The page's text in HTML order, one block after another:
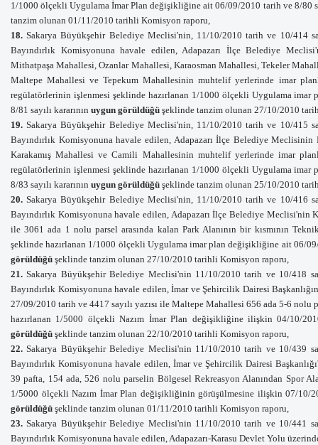
1/1000 ölçekli Uygulama İmar Plan değişikliğine ait 06/09/2010 tarih ve 8/80
tanzim olunan 01/11/2010 tarihli Komisyon raporu,
18.Sakarya Büyükşehir Belediye Meclisi'nin, 11/10/2010 tarih ve 10/414
Bayındırlık Komisyonuna havale edilen,
Adapazarı İlçe Belediye
Mithatpaşa Mahallesi, Ozanlar Mahallesi, Karaosman Mahallesi, Tekeler
Maltepe Mahallesi ve Tepekum Mahallesinin muhtelif yerlerinde imar
regülatörlerinin işlenmesi şeklinde hazırlanan 1/1000 ölçekli Uygulama imar
8/81 sayılı kararının uygun görüldüğü şeklinde tanzim olunan 27/10/2010
19.Sakarya Büyükşehir Belediye Meclisi'nin, 11/10/2010 tarih ve 10/415
Bayındırlık Komisyonuna havale edilen, Adapazarı İlçe Belediye Meclisinin
Karakamış Mahallesi ve Camili Mahallesinin muhtelif yerlerinde imar
regülatörlerinin işlenmesi şeklinde hazırlanan 1/1000 ölçekli Uygulama imar
8/83 sayılı kararının uygun görüldüğü şeklinde tanzim olunan 25/10/2010
20.Sakarya Büyükşehir Belediye Meclisi'nin, 11/10/2010 tarih ve 10/416
Bayındırlık Komisyonuna havale edilen, Adapazarı İlçe Belediye Meclisi'nin
ile 3061 ada 1 nolu parsel arasında kalan Park Alanının bir kısmının
şeklinde hazırlanan 1/1000 ölçekli Uygulama imar plan değişikliğine ait 06/
görüldüğü şeklinde tanzim olunan 27/10/2010 tarihli Komisyon raporu,
21.Sakarya Büyükşehir Belediye Meclisi'nin 11/10/2010 tarih ve 10/418
Bayındırlık Komisyonuna havale edilen, İmar ve Şehircilik Dairesi
27/09/2010 tarih ve 4417 sayılı yazısı ile Maltepe Mahallesi 656 ada 5-6
hazırlanan 1/5000 ölçekli Nazım İmar Plan değişikliğine ilişkin 04/10/
görüldüğü şeklinde tanzim olunan 22/10/2010 tarihli Komisyon raporu,
22.Sakarya Büyükşehir Belediye Meclisi'nin 11/10/2010 tarih ve 10/439
Bayındırlık Komisyonuna havale edilen, İmar ve Şehircilik Dairesi
39 pafta, 154 ada, 526 nolu parselin Bölgesel Rekreasyon Alanından Spor
1/5000 ölçekli Nazım İmar Plan değişikliğinin görüşülmesine ilişkin 07/10/
görüldüğü şeklinde tanzim olunan 01/11/2010 tarihli Komisyon raporu,
23.Sakarya Büyükşehir Belediye Meclisi'nin 11/10/2010 tarih ve 10/441
Bayındırlık Komisyonuna havale edilen, Adapazarı-Karasu Devlet Yolu